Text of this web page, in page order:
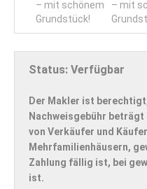
Status: Verfügbar
Der Makler ist
Nachweisgebühr
von Verkäufer und
Mehrfamilienhäusern,
Zahlung fällig ist, bei
ist.